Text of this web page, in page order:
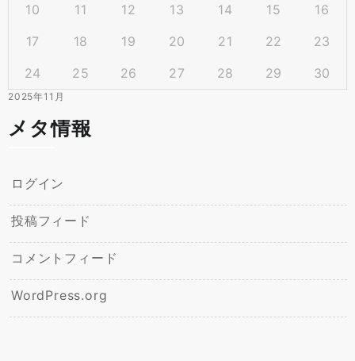
2025年11月
10
11 12 13 14 15
16
17
18 19 20 21 22
23
24
25 26 27 28 29 30
メタ情報
ログイン
投稿フィード
コメントフィード
WordPress.org